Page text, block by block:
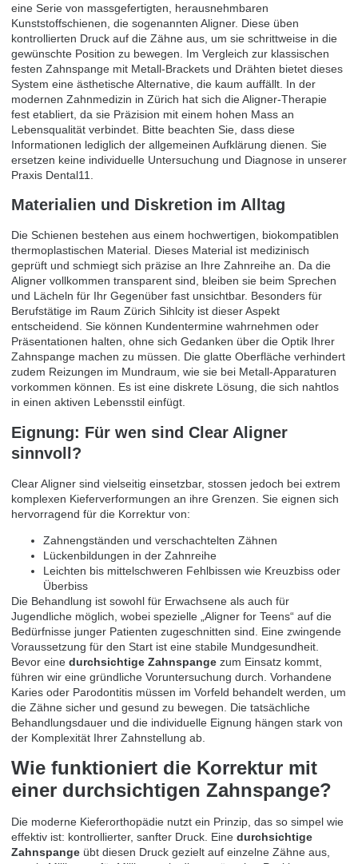
eine Serie von massgefertigten, herausnehmbaren
Kunststoffschienen, die sogenannten Aligner. Diese üben
kontrollierten Druck auf die Zähne aus, um sie schrittweise in die
gewünschte Position zu bewegen. Im Vergleich zur klassischen
festen Zahnspange mit Metall-Brackets und Drähten bietet dieses
System eine ästhetische Alternative, die kaum auffällt. In der
modernen Zahnmedizin in Zürich hat sich die Aligner-Therapie
fest etabliert, da sie Präzision mit einem hohen Mass an
Lebensqualität verbindet. Bitte beachten Sie, dass diese
Informationen lediglich der allgemeinen Aufklärung dienen. Sie
ersetzen keine individuelle Untersuchung und Diagnose in unserer
Praxis Dental11.
Materialien und Diskretion im Alltag
Die Schienen bestehen aus einem hochwertigen, biokompatiblen
thermoplastischen Material. Dieses Material ist medizinisch
geprüft und schmiegt sich präzise an Ihre Zahnreihe an. Da die
Aligner vollkommen transparent sind, bleiben sie beim Sprechen
und Lächeln für Ihr Gegenüber fast unsichtbar. Besonders für
Berufstätige im Raum Zürich Sihlcity ist dieser Aspekt
entscheidend. Sie können Kundentermine wahrnehmen oder
Präsentationen halten, ohne sich Gedanken über die Optik Ihrer
Zahnspange machen zu müssen. Die glatte Oberfläche verhindert
zudem Reizungen im Mundraum, wie sie bei Metall-Apparaturen
vorkommen können. Es ist eine diskrete Lösung, die sich nahtlos
in einen aktiven Lebensstil einfügt.
Eignung: Für wen sind Clear Aligner
sinnvoll?
Clear Aligner sind vielseitig einsetzbar, stossen jedoch bei extrem
komplexen Kieferverformungen an ihre Grenzen. Sie eignen sich
hervorragend für die Korrektur von:
Zahnengständen und verschachtelten Zähnen
Lückenbildungen in der Zahnreihe
Leichten bis mittelschweren Fehlbissen wie Kreuzbiss oder
Überbiss
Die Behandlung ist sowohl für Erwachsene als auch für
Jugendliche möglich, wobei spezielle „Aligner for Teens“ auf die
Bedürfnisse junger Patienten zugeschnitten sind. Eine zwingende
Voraussetzung für den Start ist eine stabile Mundgesundheit.
Bevor eine durchsichtige Zahnspange zum Einsatz kommt,
führen wir eine gründliche Voruntersuchung durch. Vorhandene
Karies oder Parodontitis müssen im Vorfeld behandelt werden, um
die Zähne sicher und gesund zu bewegen. Die tatsächliche
Behandlungsdauer und die individuelle Eignung hängen stark von
der Komplexität Ihrer Zahnstellung ab.
Wie funktioniert die Korrektur mit
einer durchsichtigen Zahnspange?
Die moderne Kieferorthopädie nutzt ein Prinzip, das so simpel wie
effektiv ist: kontrollierter, sanfter Druck. Eine durchsichtige
Zahnspange übt diesen Druck gezielt auf einzelne Zähne aus,